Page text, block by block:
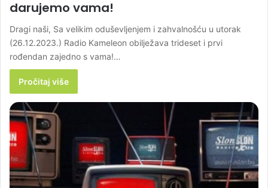
darujemo vama!
Dragi naši, Sa velikim oduševljenjem i zahvalnošću u utorak
(26.12.2023.) Radio Kameleon obilježava trideset i prvi
rođendan zajedno s vama!…
Pročitaj više